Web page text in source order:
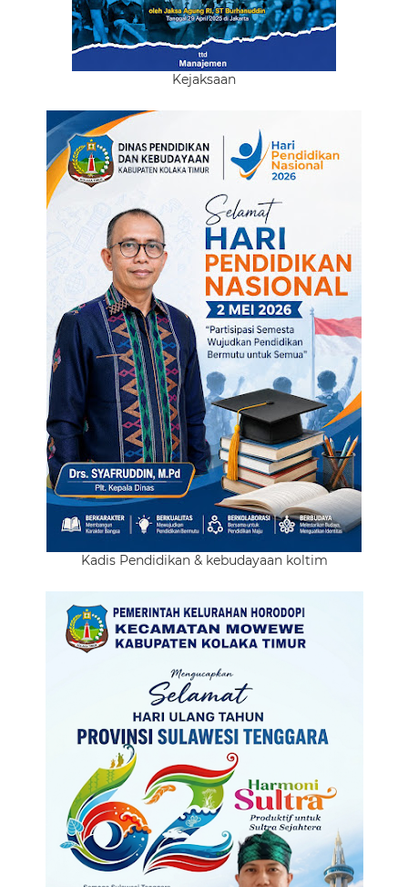
Kejaksaan
Kadis Pendidikan & kebudayaan koltim